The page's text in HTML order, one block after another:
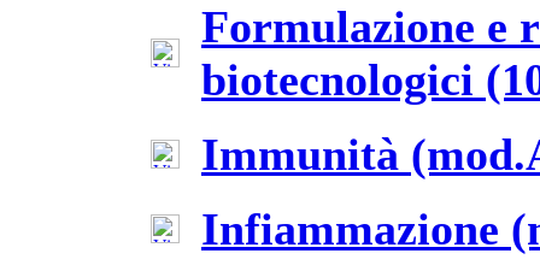
Formulazione e
biotecnologici
Immunità
Infiammazione